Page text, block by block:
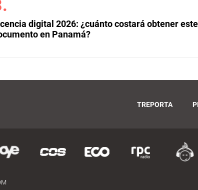
digital 2026: ¿cuánto costará obtener este
en Panamá?
TREPORTA